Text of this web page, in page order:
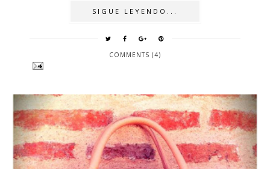
SIGUE LEYENDO...
COMMENTS (4)